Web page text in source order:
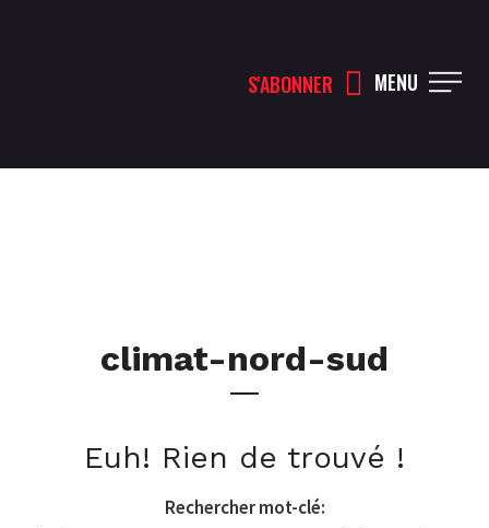
S'ABONNER MENU
climat-nord-sud
Euh! Rien de trouvé !
Rechercher mot-clé: